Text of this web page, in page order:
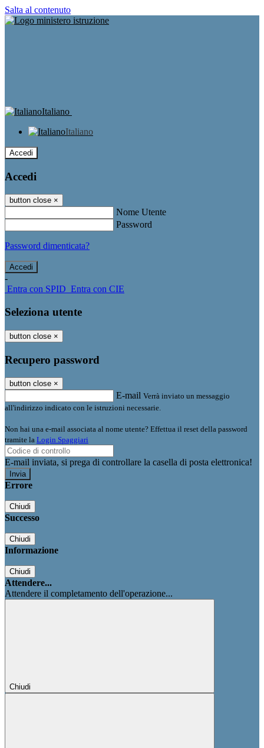
Salta al contenuto
Italiano
Italiano
Accedi
Accedi
button close ×
Nome Utente
Password
Password dimenticata?
-
Entra con SPID Entra con CIE
Seleziona utente
button close ×
Recupero password
button close ×
E-mail Verrà inviato un messaggio
all'indirizzo indicato con le istruzioni necessarie.
Non hai una e-mail associata al nome utente? Effettua il reset della password
tramite la Login Spaggiari
E-mail inviata, si prega di controllare la casella di posta elettronica!
Errore
Chiudi
Successo
Chiudi
Informazione
Chiudi
Attendere...
Attendere il completamento dell'operazione...
Chiudi